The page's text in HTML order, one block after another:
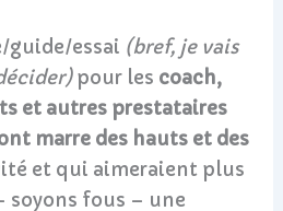
guide/essai (bref, je vais
pour les coach,
et autres prestataires
marre des hauts et des
et qui aimeraient plus
soyons fous – une